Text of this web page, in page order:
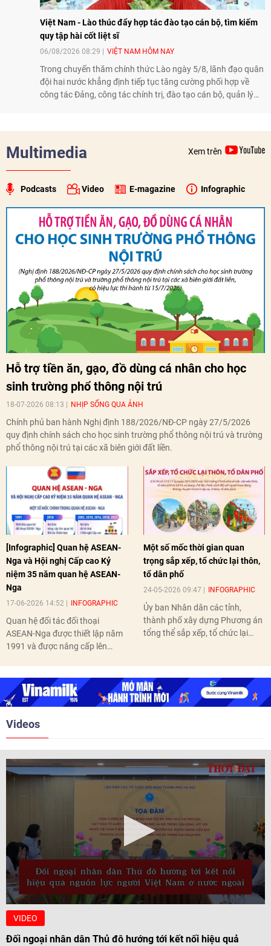
Việt Nam - Lào thúc đẩy hợp tác đào tạo cán bộ, tìm kiếm
quy tập hài cốt liệt sĩ
06/08/2026 08:29 VIỆT NAM HÔM NAY
Trong chuyến thăm chính thức Lào ngày 5/8, lãnh đạo quân
đội hai nước khẳng định tiếp tục tăng cường phối hợp về
công tác Đảng, công tác chính trị, đào tạo cán bộ, quản lý
Multimedia Xem trên
Podcasts Video E-magazine Infographic
Hỗ trợ tiền ăn, gạo, đồ dùng cá nhân cho học
sinh trường phổ thông nội trú
18-07-2026 08:13 NHỊP SỐNG QUA ẢNH
Chính phủ ban hành Nghị định 188/2026/NĐ-CP ngày 27/5/2026
quy định chính sách cho học sinh trường phổ thông nội trú và trường
phổ thông nội trú tại các xã biên giới đất liền.
[Infographic] Quan hệ ASEAN-
Nga và Hội nghị Cấp cao Kỷ
niệm 35 năm quan hệ ASEAN-
Nga
17-06-2026 14:52 INFOGRAPHIC
Quan hệ đối tác đối thoại
ASEAN-Nga được thiết lập năm
1991 và được nâng cấp lên
nghị Cấp cao vào các năm 2005,
2010, 2016, 2018, 2021.
Một số mốc thời gian quan
trọng sắp xếp, tổ chức lại thôn,
tổ dân phố
24-05-2026 09:47 INFOGRAPHIC
Ủy ban Nhân dân các tỉnh,
thành phố xây dựng Phương án
tổng thể sắp xếp, tổ chức lại
Videos
VIDEO
Đối ngoại nhân dân Thủ đô hướng tới kết nối hiệu quả